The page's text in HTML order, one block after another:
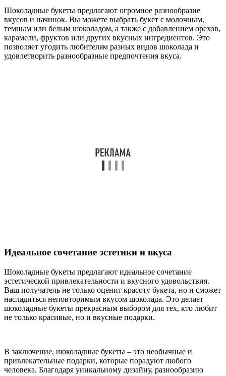
Шоколадные букеты предлагают огромное разнообразие
вкусов и начинок. Вы можете выбрать букет с молочным,
темным или белым шоколадом, а также с добавлением орехов,
карамели, фруктов или других вкусных ингредиентов. Это
позволяет угодить любителям разных видов шоколада и
удовлетворить разнообразные предпочтения вкуса.
Идеальное сочетание эстетики и вкуса
Шоколадные букеты предлагают идеальное сочетание
эстетической привлекательности и вкусного удовольствия.
Ваш получатель не только оценит красоту букета, но и сможет
насладиться неповторимым вкусом шоколада. Это делает
шоколадные букеты прекрасным выбором для тех, кто любит
не только красивые, но и вкусные подарки.
В заключение, шоколадные букеты – это необычные и
привлекательные подарки, которые порадуют любого
человека. Благодаря уникальному дизайну, разнообразию